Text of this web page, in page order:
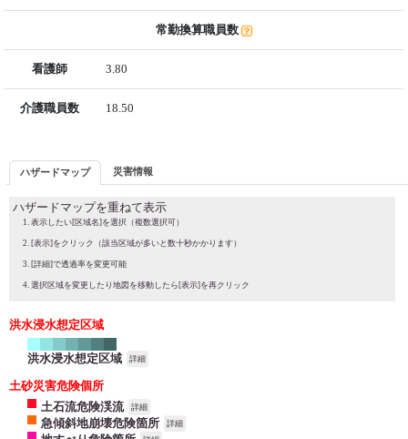
常勤換算職員数
看護師 3.80
介護職員数 18.50
ハザードマップ 災害情報
ハザードマップを重ねて表示
表示したい[区域名]を選択（複数選択可）
[表示]をクリック（該当区域が多いと数十秒かかります）
[詳細]で透過率を変更可能
選択区域を変更したり地図を移動したら[表示]を再クリック
洪水浸水想定区域
洪水浸水想定区域 詳細
土砂災害危険個所
土石流危険渓流
詳細
急傾斜地崩壊危険箇所 詳細